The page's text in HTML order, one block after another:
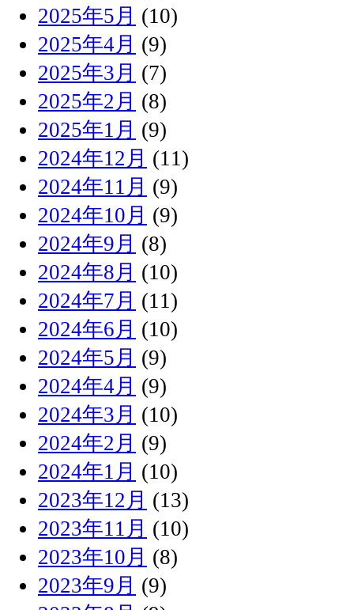
2025年5月 (10)
2025年4月 (9)
2025年3月 (7)
2025年2月 (8)
2025年1月 (9)
2024年12月 (11)
2024年11月 (9)
2024年10月 (9)
2024年9月 (8)
2024年8月 (10)
2024年7月 (11)
2024年6月 (10)
2024年5月 (9)
2024年4月 (9)
2024年3月 (10)
2024年2月 (9)
2024年1月 (10)
2023年12月 (13)
2023年11月 (10)
2023年10月 (8)
2023年9月 (9)